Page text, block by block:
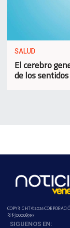
SALUD
El cerebro
de los sentidos
COPYRIGHT ©2026
Rif-j000089337
SIGUENOS EN: